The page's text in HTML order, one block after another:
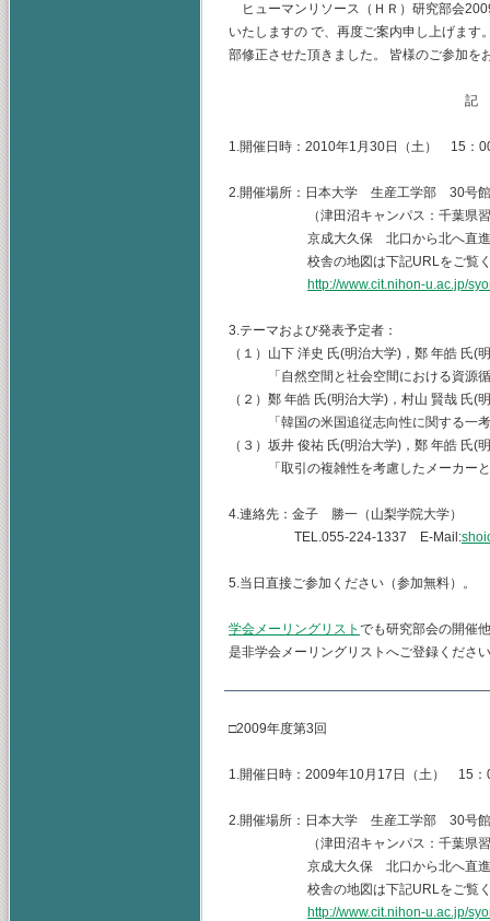
ヒューマンリソース（ＨＲ）研究部会
いたしますの で、再度ご案内申し上げます
部修正させた頂きました。 皆様のご参加を
記
1.開催日時：2010年1月30日（土） 15：
2.開催場所：日本大学 生産工学部 30号
（津田沼キャンパス：千葉県習志
京成大久保 北口から北へ直進
校舎の地図は下記URLをご覧くだ
http://www.cit.nihon-u.ac.jp/
3.テーマおよび発表予定者：
（１）山下 洋史 氏(明治大学)，鄭 年皓 氏
「自然空間と社会空間における資源
（２）鄭 年皓 氏(明治大学)，村山 賢哉 氏(
「韓国の米国追従志向性に関する一
（３）坂井 俊祐 氏(明治大学)，鄭 年皓 氏
「取引の複雑性を考慮したメーカーと
4.連絡先：金子 勝一（山梨学院大学）
TEL.055-224-1337 E-Mail:
5.当日直接ご参加ください（参加無料）。
学会メーリングリスト でも研究部会の開催
是非学会メーリングリストへご登録くださ
□2009年度第3回
1.開催日時：2009年10月17日（土） 15：
2.開催場所：日本大学 生産工学部 30号
（津田沼キャンパス：千葉県習志
京成大久保 北口から北へ直進
校舎の地図は下記URLをご覧くだ
http://www.cit.nihon-u.ac.jp/